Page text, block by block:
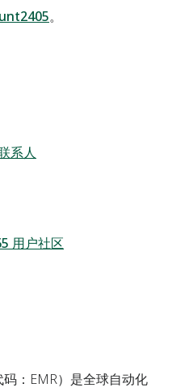
。
系人
用户社区
：EMR）是全球自动化